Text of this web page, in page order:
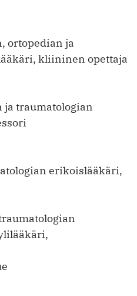
ortopedian ja
kliininen opettaja
ja traumatologian
erikoislääkäri,